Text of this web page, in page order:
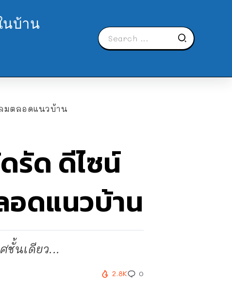
นบ้าน
มตลอดแนวบ้าน
รัด ดีไซน์
อดแนวบ้าน
นเดียว...
2.8K 0